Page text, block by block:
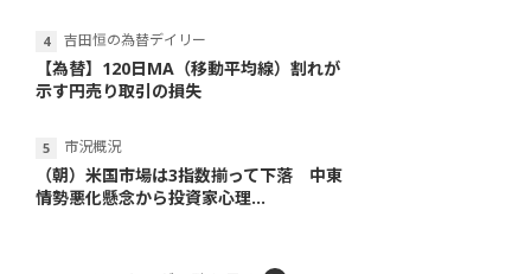
吉田恒の為替デイリー
【為替】120日MA（移動平均線）割れが
示す円売り取引の損失
市況概況
（朝）米国市場は3指数揃って下落 中東
情勢悪化懸念から投資家心理...